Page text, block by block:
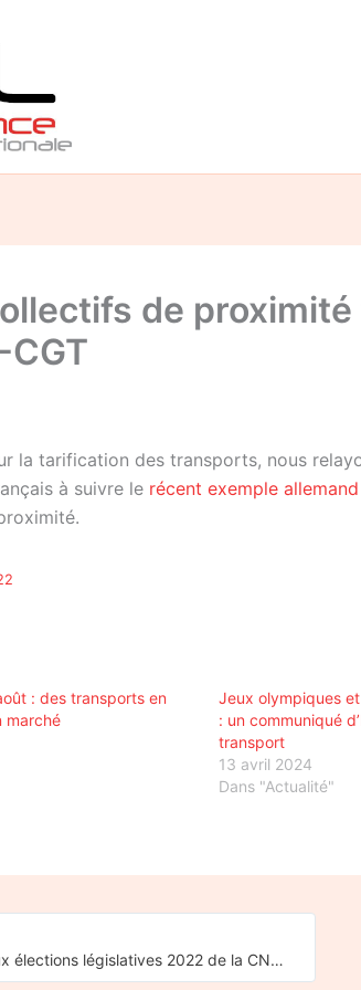
de
CGT
la tarification des transports, nous
à suivre le récent exemple allemand
: des transports en
marché
Jeux olympiques
: un communiqué
transport
13 avril 2024
Dans "Actualité"
Interpellation des candidat-e-s aux élections législatives 2022 de la CNR et de son collectif sud-normand